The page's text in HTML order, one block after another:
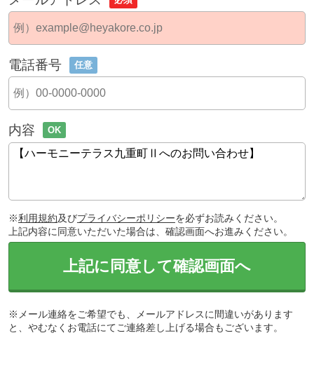
電話番号 任意
内容 OK
※利用規約及びプライバシーポリシーを必ずお読みください。
上記内容に同意いただいた場合は、確認画面へお進みください。
上記に同意して確認画面へ
※メール連絡をご希望でも、メールアドレスに間違いがあります
と、やむなくお電話にてご連絡差し上げる場合もございます。